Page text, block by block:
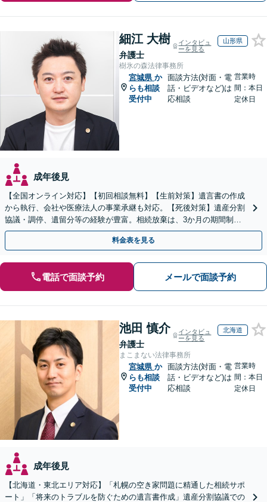
細江 大樹
弁護士
インタビュ
ーを見る
山形県
樹氷の森法律事務所
宮城県 か
らも相談
受付中
面談方法(対面・電
話・ビデオなど)は
応相談
営業時
間：本日
定休日
成年後見
【全国オンライン対応】【初回相談無料】【生前対策】遺言書の作成
から執行、会社や医療法人の事業承継も対応。【死後対策】遺産分割
協議・調停、遺留分等の経験が豊富。相続放棄は、3か月の期間制限
があるため、お早めにご相談ください。【無料駐車場あり】
料金表を見る
電話で面談予約 メールで面談予約
池田 慎介
弁護士
インタビュ
ーを見る
北海道
まこまない法律事務所
宮城県 か
らも相談
受付中
面談方法(対面・電
話・ビデオなど)は
応相談
営業時
間：本日
定休日
成年後見
【北海道・東北エリア対応】「札幌の空き家問題に精通した相続サポ
ート」「将来のトラブルを防ぐための遺言書作成」遺産分割協議での